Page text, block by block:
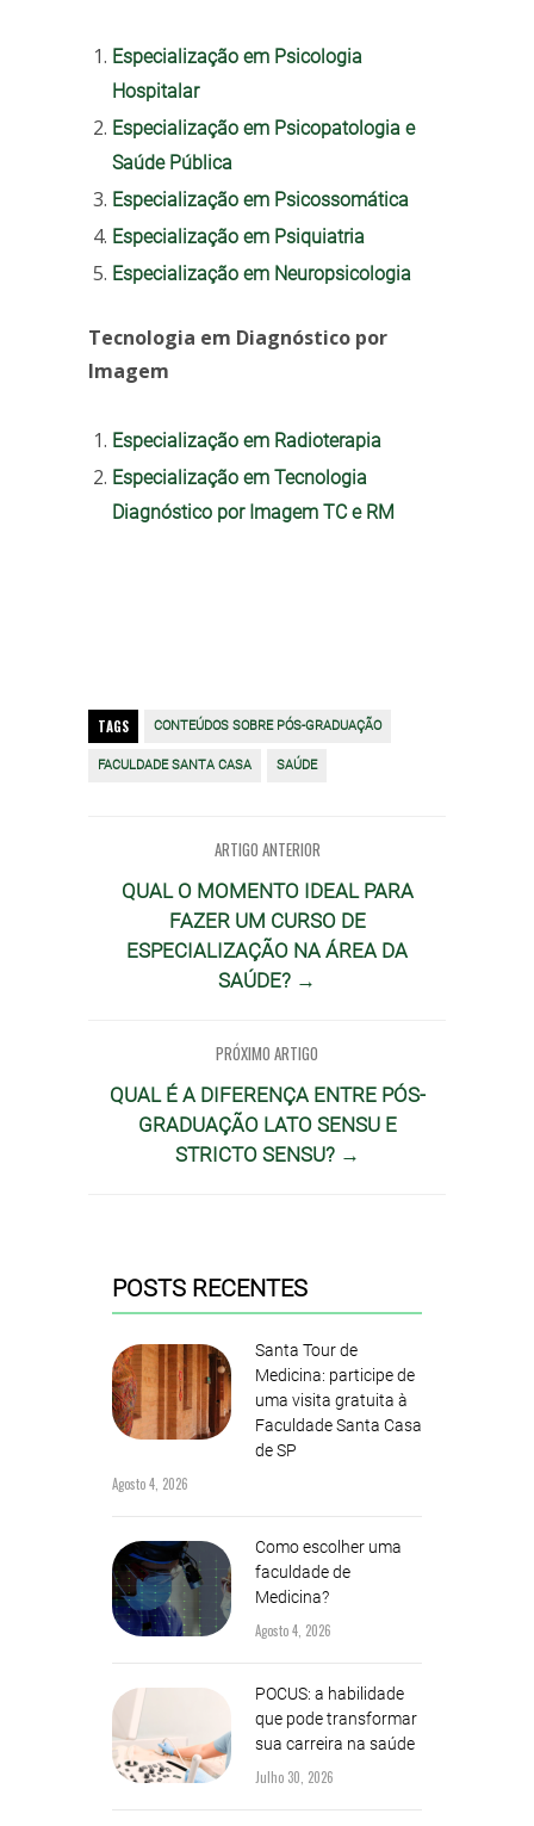
Especialização em Psicologia
Hospitalar
Especialização em Psicopatologia e
Saúde Pública
Especialização em Psicossomática
Especialização em Psiquiatria
Especialização em Neuropsicologia
Tecnologia em Diagnóstico por
Imagem
Especialização em Radioterapia
Especialização em Tecnologia
Diagnóstico por Imagem TC e RM
TAGS CONTEÚDOS SOBRE PÓS-GRADUAÇÃO
FACULDADE SANTA CASA SAÚDE
ARTIGO ANTERIOR
QUAL O MOMENTO IDEAL PARA
FAZER UM CURSO DE
ESPECIALIZAÇÃO NA ÁREA DA
SAÚDE? →
PRÓXIMO ARTIGO
QUAL É A DIFERENÇA ENTRE PÓS-
GRADUAÇÃO LATO SENSU E
STRICTO SENSU? →
POSTS RECENTES
Santa Tour de
Medicina: participe de
uma visita gratuita à
Faculdade Santa Casa
de SP
Agosto 4, 2026
Como escolher uma
faculdade de
Medicina?
Agosto 4, 2026
POCUS: a habilidade
que pode transformar
sua carreira na saúde
Julho 30, 2026